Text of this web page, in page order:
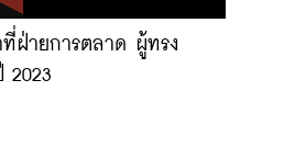
ฝ่ายการตลาด ผู้ทรง
2023